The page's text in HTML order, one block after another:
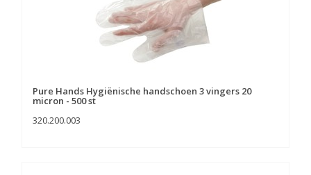
Pure Hands Hygiënische handschoen 3 vingers 20
micron - 500 st
320.200.003